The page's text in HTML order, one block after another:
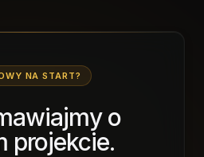
NA START?
o
projekcie.